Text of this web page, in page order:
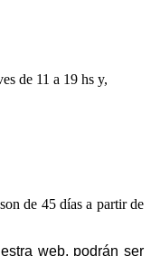
de 11 a 19 hs y,
de 45 días a partir de
web, podrán ser